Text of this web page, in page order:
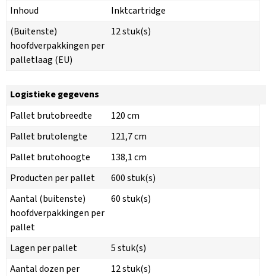
Inhoud
Inktcartridge
(Buitenste)
hoofdverpakkingen per
palletlaag (EU)
12 stuk(s)
Logistieke gegevens
Pallet brutobreedte
120 cm
Pallet brutolengte
121,7 cm
Pallet brutohoogte
138,1 cm
Producten per pallet
600 stuk(s)
Aantal (buitenste)
hoofdverpakkingen per
pallet
60 stuk(s)
Lagen per pallet
5 stuk(s)
Aantal dozen per
12 stuk(s)